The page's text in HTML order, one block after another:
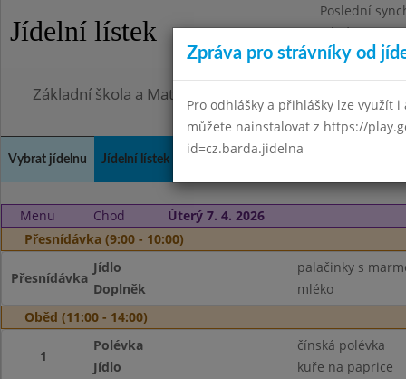
Jídelní lístek
Poslední
Pátek
Omezení
Základní škola a Mateřská škola Město Libavá,
Vybrat jídelnu Jídelní lístek Kontakty a informace
Menu Chod
Úterý 7. 4. 2026
Přesnídávka (9:00 - 10:00)
Přesnídávka
Jídlo
palačinky s
Doplněk
mléko
Oběd (11:00 - 14:00)
1
Polévka
čínská polévka
Jídlo
kuře na paprice
Zpráva pro strávníky od
Pro odhlášky a přihlášky lze využít
můžete nainstalovat z https://
id=cz.barda.jidelna